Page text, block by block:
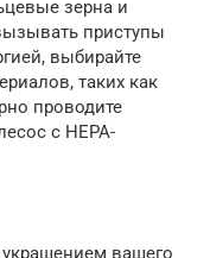
зерна и
приступы
выбирайте
таких как
проводите
с HEPA-
вашего